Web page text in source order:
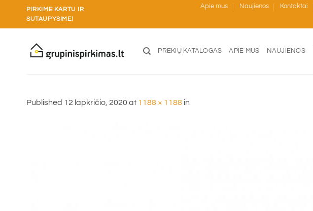
content
PIRKIME KARTU IR
SUTAUPYSIME!
Apie mus Naujienos Kontaktai
PREKIŲ KATALOGAS APIE MUS NAUJIENOS
Published 12 lapkričio, 2020 at 1188 × 1188 in